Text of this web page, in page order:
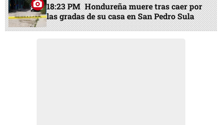
18:23 PM Hondureña muere tras caer por
las gradas de su casa en San Pedro Sula